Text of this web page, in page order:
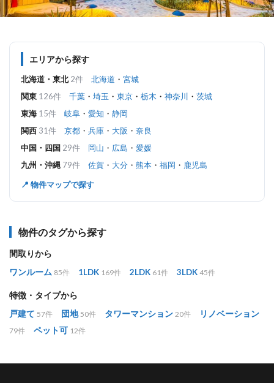
エリアから探す
北海道・東北 2件 北海道 ・ 宮城
関東 126件 千葉 ・ 埼玉 ・ 東京 ・ 栃木 ・ 神奈川 ・ 茨城
東海 15件 岐阜 ・ 愛知 ・ 静岡
関西 31件 京都 ・ 兵庫 ・ 大阪 ・ 奈良
中国・四国 29件 岡山 ・ 広島 ・ 愛媛
九州・沖縄 79件 佐賀 ・ 大分 ・ 熊本 ・ 福岡 ・ 鹿児島
📍 物件マップで探す
物件のタグから探す
間取りから
ワンルーム 85件 1LDK 169件 2LDK 61件 3LDK 45件
特徴・タイプから
戸建て 57件 団地 50件 タワーマンション 20件 リノベーション
79件 ペット可 12件